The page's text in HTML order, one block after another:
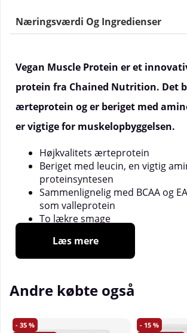
Næringsværdi Og Ingredienser
Vegan Muscle Protein er et
protein fra Chained Nutrition. Det
ærteprotein og er beriget med
er vigtige for muskelopbyggelsen.
Højkvalitets ærteprotein
Beriget med leucin, en vigtig
proteinsyntesen
Sammenlignelig med BCAA og
som valleprotein
To lækre smage
totale proteinindtag
Vegansk protein og veganske
Vegan Muscle Protein er et vegansk
Chained Nutrition. Det består af
aminosyreprofil som er mere ligesom
Læs mere
Andre købte også
35
15